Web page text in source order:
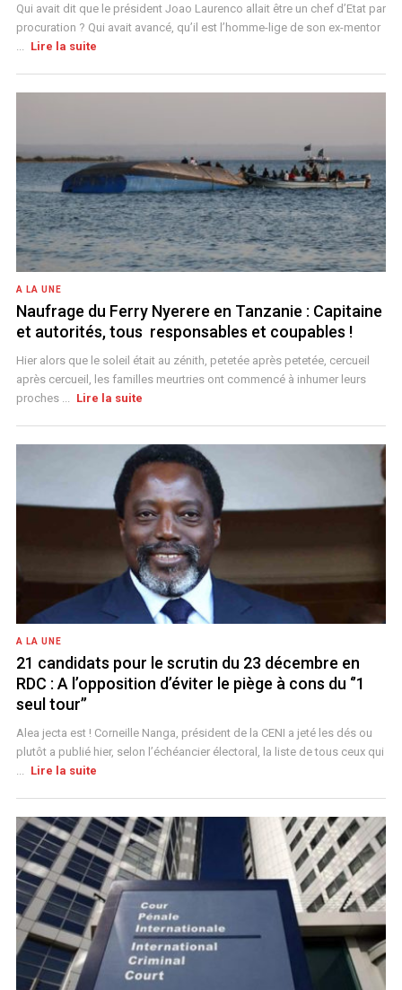
Qui avait dit que le président Joao Laurenco allait être un chef d’Etat par
procuration ? Qui avait avancé, qu’il est l’homme-lige de son ex-mentor
... Lire la suite
A LA UNE
Naufrage du Ferry Nyerere en Tanzanie : Capitaine
et autorités, tous responsables et coupables !
Hier alors que le soleil était au zénith, petetée après petetée, cercueil
après cercueil, les familles meurtries ont commencé à inhumer leurs
proches ... Lire la suite
A LA UNE
21 candidats pour le scrutin du 23 décembre en
RDC : A l’opposition d’éviter le piège à cons du ‘’1
seul tour’’
Alea jecta est ! Corneille Nanga, président de la CENI a jeté les dés ou
plutôt a publié hier, selon l’échéancier électoral, la liste de tous ceux qui
... Lire la suite